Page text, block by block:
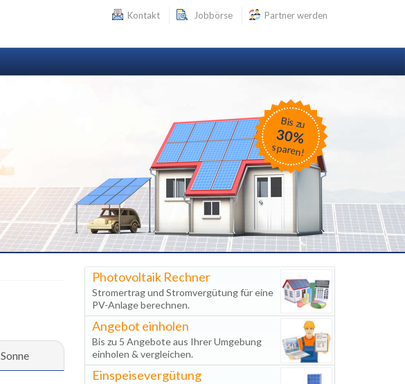
Kontakt Jobbörse Partner werden
Bis zu
30%
sparen!
Sonne
Photovoltaik Rechner
Stromertrag und Stromvergütung für eine
PV-Anlage berechnen.
Angebot einholen
Bis zu 5 Angebote aus Ihrer Umgebung
einholen & vergleichen.
Einspeisevergütung